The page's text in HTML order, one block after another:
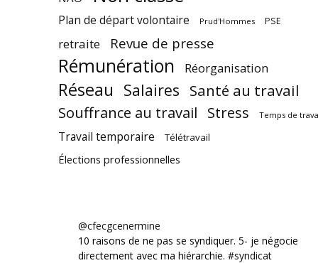
Plan de départ volontaire Prud'Hommes PSE
retraite Revue de presse
Rémunération Réorganisation
Réseau Salaires Santé au travail
Souffrance au travail Stress Temps de
Travail temporaire Télétravail
Élections professionnelles
@cfecgcenermine
10 raisons de ne pas se syndiquer. 5- je négocie
directement avec ma hiérarchie. #syndicat